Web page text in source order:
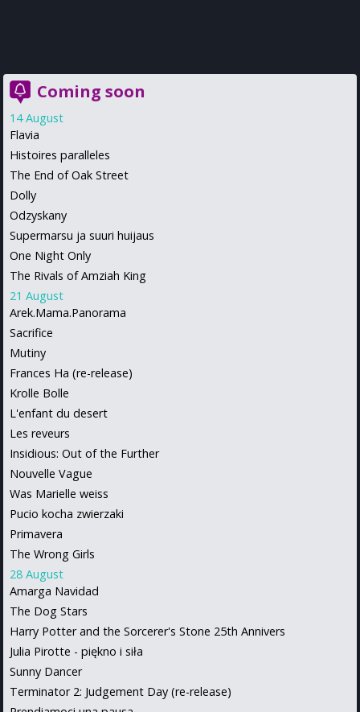
Coming soon
14 August
Flavia
Histoires paralleles
The End of Oak Street
Dolly
Odzyskany
Supermarsu ja suuri huijaus
One Night Only
The Rivals of Amziah King
21 August
Arek.Mama.Panorama
Sacrifice
Mutiny
Frances Ha (re-release)
Krolle Bolle
L'enfant du desert
Les reveurs
Insidious: Out of the Further
Nouvelle Vague
Was Marielle weiss
Pucio kocha zwierzaki
Primavera
The Wrong Girls
28 August
Amarga Navidad
The Dog Stars
Harry Potter and the Sorcerer's Stone 25th Annivers
Julia Pirotte - piękno i siła
Sunny Dancer
Terminator 2: Judgement Day (re-release)